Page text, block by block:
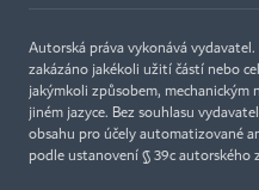
Autorská práva vykonává
zakázáno jakékoli užití částí nebo
jakýmkoli způsobem, mechanickým
jiném jazyce. Bez souhlasu
obsahu pro účely automatizované
podle ustanovení § 39c autorského